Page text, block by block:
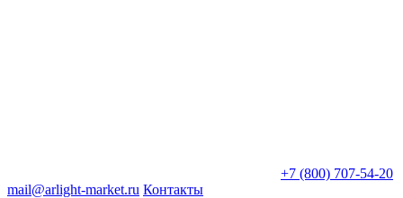
+7 (800) 707-54-20
mail@arlight-market.ru Контакты